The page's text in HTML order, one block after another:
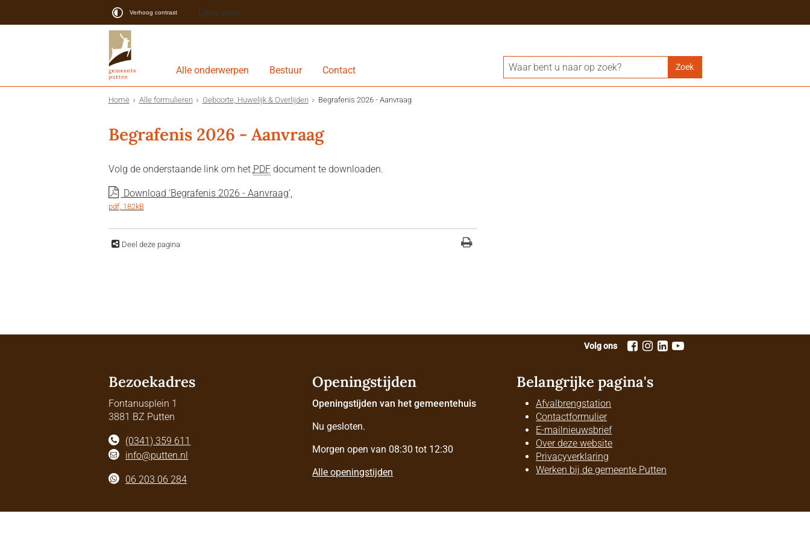
Verhoog contrast Lees voor
Alle onderwerpen Bestuur Contact
Home Alle formulieren Geboorte, Huwelijk & Overlijden Begrafenis 2026 - Aanvraag
Begrafenis 2026 - Aanvraag
Volg de onderstaande link om het PDFdocument te downloaden.
Download ‘Begrafenis 2026 - Aanvraag’,
pdf, 182kB
Deel deze pagina
Volg ons
Bezoekadres
Fontanusplein 1
3881 BZ Putten
(0341) 359 611
info@putten.nl
06 203 06 284
Openingstijden
Openingstijden van het gemeentehuis
Nu gesloten.
Morgen open van 08:30 tot 12:30
Alle openingstijden
Belangrijke pagina's
Afvalbrengstation
Contactformulier
E-mailnieuwsbrief
Over deze website
Privacyverklaring
Werken bij de gemeente Putten